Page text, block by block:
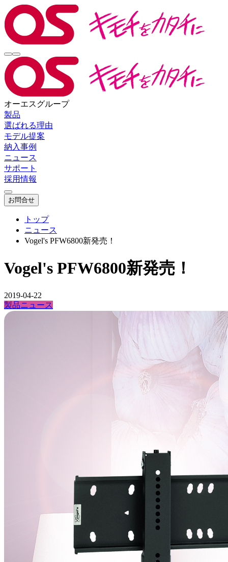
オーエスグループ
製品
選ばれる理由
モデル提案
納入事例
ニュース
サポート
採用情報
お問合せ
トップ
ニュース
Vogel's PFW6800新発売！
Vogel's PFW6800新発売！
2019-04-22
製品ニュース